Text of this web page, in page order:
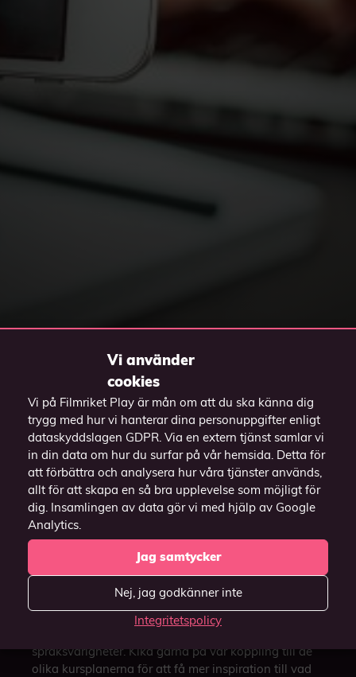
Vi använder
cookies
Vi på Filmriket Play är mån om att du ska känna dig
trygg med hur vi hanterar dina personuppgifter enligt
dataskyddslagen GDPR. Via en extern tjänst samlar vi
in din data om hur du surfar på vår hemsida. Detta för
att förbättra och analysera hur våra tjänster används,
allt för att skapa en så bra upplevelse som möjligt för
dig. Insamlingen av data gör vi med hjälp av Google
Analytics.
Jag samtycker
Nej, jag godkänner inte
Integritetspolicy
Dokumentera med vlogg
Genom att dokumentera via rörlig bild blir
dokumentationen både mer fördjupad och lustfylld.
Dokumentera hela inlärningsprocessen i en
vloggfilm. Vi ser att den här övningen även kan vara
språksvårigheter. Kika gärna på vår koppling till de
olika kursplanerna för att få mer inspiration till vad